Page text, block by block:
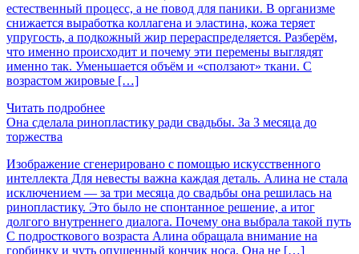
естественный процесс, а не повод для паники. В организме
снижается выработка коллагена и эластина, кожа теряет
упругость, а подкожный жир перераспределяется. Разберём,
что именно происходит и почему эти перемены выглядят
именно так. Уменьшается объём и «сползают» ткани. С
возрастом жировые […]
Читать подробнее
Она сделала ринопластику ради свадьбы. За 3 месяца до
торжества
Изображение сгенерировано с помощью искусственного
интеллекта Для невесты важна каждая деталь. Алина не стала
исключением — за три месяца до свадьбы она решилась на
ринопластику. Это было не спонтанное решение, а итог
долгого внутреннего диалога. Почему она выбрала такой путь
С подросткового возраста Алина обращала внимание на
горбинку и чуть опущенный кончик носа. Она не […]